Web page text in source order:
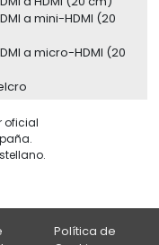
a mini-HDMI (20
a micro-HDMI (20
oficial
Política de